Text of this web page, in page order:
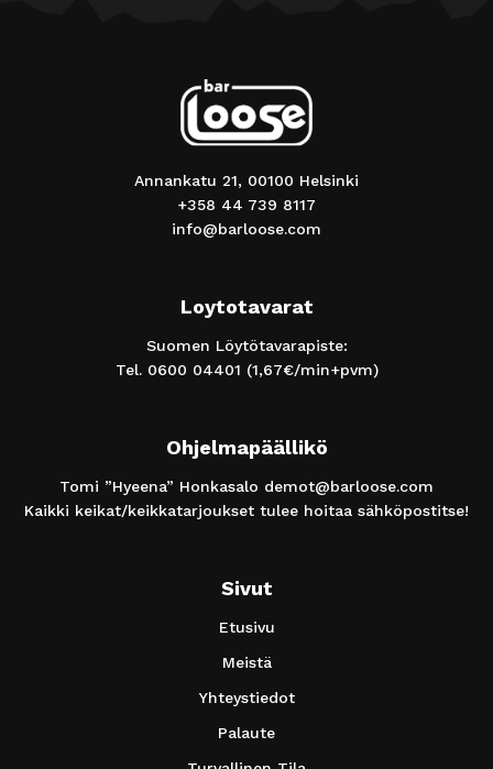
Annankatu 21, 00100 Helsinki
+358 44 739 8117
info@barloose.com
Loytotavarat
Suomen Löytötavarapiste:
Tel. 0600 04401 (1,67€/min+pvm)
Ohjelmapäällikö
Tomi ”Hyeena” Honkasalo demot@barloose.com
Kaikki keikat/keikkatarjoukset tulee hoitaa sähköpostitse!
Sivut
Etusivu
Meistä
Yhteystiedot
Palaute